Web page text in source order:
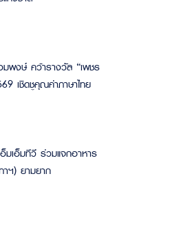
พงษ์ คว้ารางวัล “เพชร
เชิดชูคุณค่าภาษาไทย
มเอ็มทีวี ร่วมแจกอาหาร
ฯ) ยามยาก